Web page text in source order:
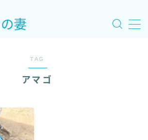
の妻
TAG
アマゴ